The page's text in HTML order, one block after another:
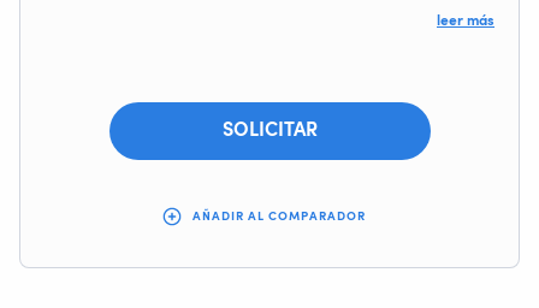
leer más
SOLICITAR
AÑADIR AL COMPARADOR